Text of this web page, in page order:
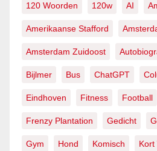
120 Woorden 120w AI
Amerikaanse Stafford
Amsterdam Zuidoost
Bijlmer Bus ChatGPT
Eindhoven Fitness Football
Frenzy Plantation Gedicht
Gym Hond Komisch Kort